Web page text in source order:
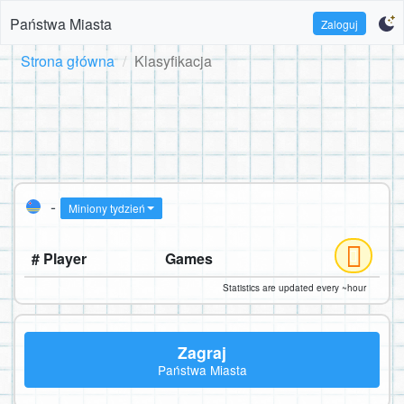
Państwa Miasta Zaloguj
Strona główna Klasyfikacja
- Miniony tydzień
# Player Games
Statistics are updated every ~hour
Zagraj
Państwa Miasta